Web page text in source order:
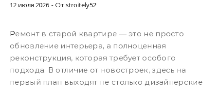
12 июля 2026 - Отstroitely52_
Ремонт в старой квартире — это не просто
обновление интерьера, а полноценная
реконструкция, которая требует особого
подхода. В отличие от новостроек, здесь на
первый план выходят не столько дизайнерские